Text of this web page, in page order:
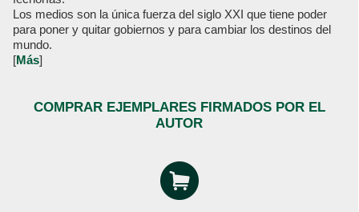
Los medios son la única fuerza del siglo XXI que tiene poder
para poner y quitar gobiernos y para cambiar los destinos del
mundo.
[Más]
COMPRAR EJEMPLARES FIRMADOS POR EL
AUTOR